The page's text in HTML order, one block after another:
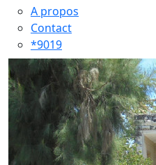
A propos
Contact
*9019